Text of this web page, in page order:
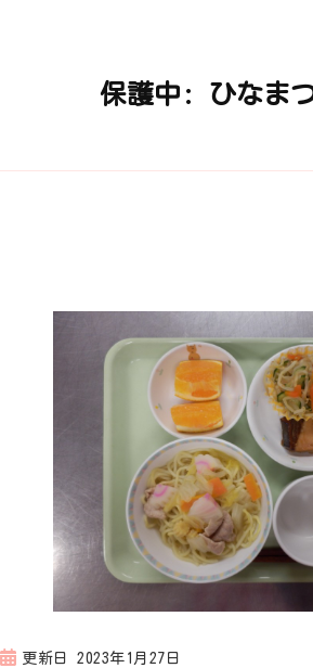
保護中: ひなま
更新日2023年1月27日